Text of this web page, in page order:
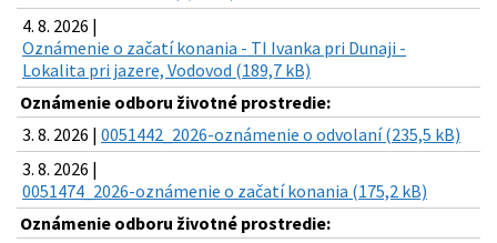
4. 8. 2026 |
Oznámenie o začatí konania - TI Ivanka pri Dunaji -
Lokalita pri jazere, Vodovod (189,7 kB)
Oznámenie odboru životné prostredie:
3. 8. 2026 | 0051442_2026-oznámenie o odvolaní (235,5 kB)
3. 8. 2026 |
0051474_2026-oznámenie o začatí konania (175,2 kB)
Oznámenie odboru životné prostredie: